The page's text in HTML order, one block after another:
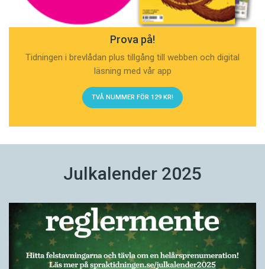
Prova på!
Tidningen i brevlådan plus tillgång till webben och digital
läsning med vår app
TVÅ NUMMER FÖR 129 KR!
Julkalender 2025